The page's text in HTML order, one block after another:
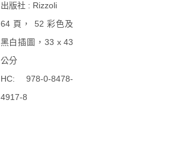
出版社 : Rizzoli
64 頁， 52 彩色及
黑白插圖，33 x 43
公分
HC: 978-0-8478-
4917-8